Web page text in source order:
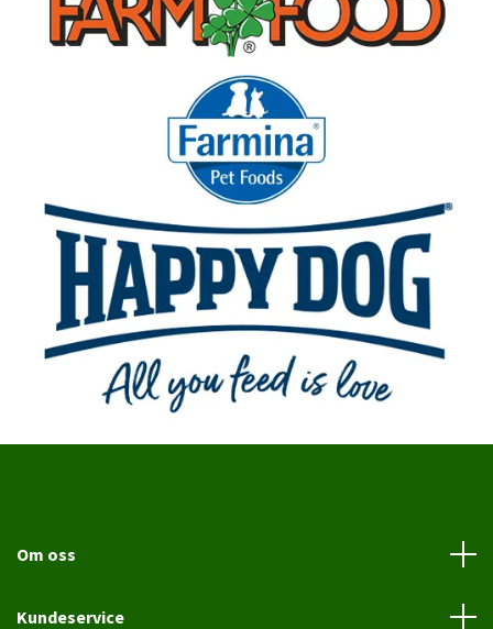
Om oss
Kundeservice